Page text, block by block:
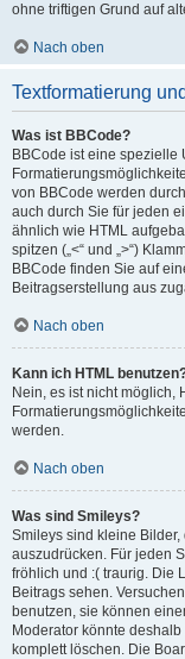
ohne triftigen Grund auf
Nach oben
Textformatierung
Was ist BBCode?
BBCode ist eine spezielle
von BBCode werden
auch durch Sie für jeden
ähnlich wie HTML
spitzen („<“ und „>“)
BBCode finden Sie auf
Beitragserstellung aus
Nach oben
Kann ich HTML
Nein, es ist nicht möglich,
werden.
Nach oben
Was sind Smileys?
Smileys sind kleine Bilder,
auszudrücken. Für jeden
fröhlich und :( traurig. Die
Beitrags sehen.
benutzen, sie können
Moderator könnte
komplett löschen. Die